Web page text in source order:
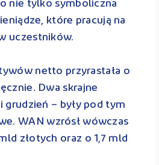
nie tylko symboliczna
które pracują na
uczestników.
netto przyrastała o
Dwa skrajne
grudzień – były pod tym
WAN wzrósł wówczas
złotych oraz o 1,7 mld